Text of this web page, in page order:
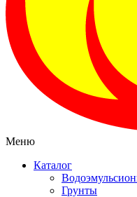
Меню
Каталог
Грунты